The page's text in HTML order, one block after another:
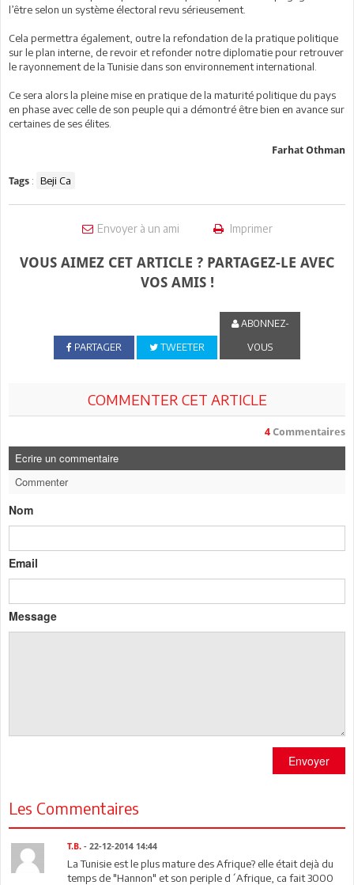
l’être selon un système électoral revu sérieusement.
Cela permettra également, outre la refondation de la pratique politique
sur le plan interne, de revoir et refonder notre diplomatie pour retrouver
le rayonnement de la Tunisie dans son environnement international.
Ce sera alors la pleine mise en pratique de la maturité politique du pays
en phase avec celle de son peuple qui a démontré être bien en avance sur
certaines de ses élites.
Farhat Othman
Tags : Beji Ca
Envoyer à un ami Imprimer
VOUS AIMEZ CET ARTICLE ? PARTAGEZ-LE AVEC
VOS AMIS !
PARTAGER TWEETER
ABONNEZ-
VOUS
COMMENTER CET ARTICLE
4 Commentaires
Ecrire un commentaire
Commenter
Nom
Email
Message
Envoyer
Les Commentaires
T.B. - 22-12-2014 14:44
La Tunisie est le plus mature des Afrique? elle était dejà du
temps de "Hannon" et son periple d´Afrique, ca fait 3000